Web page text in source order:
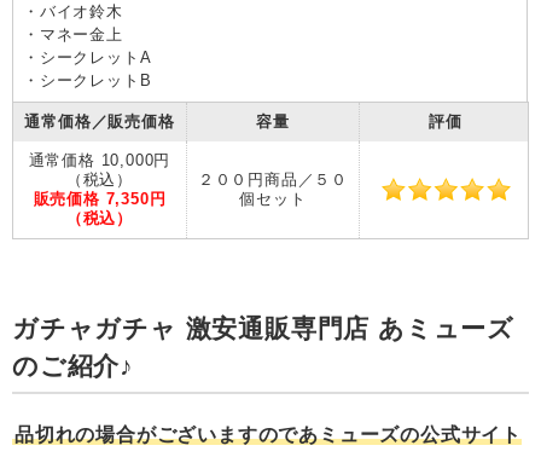
・バイオ鈴木
・マネー金上
・シークレットA
・シークレットB
通常価格／販売価格 容量 評価
通常価格 10,000円
（税込）
販売価格 7,350円
（税込）
２００円商品／５０
個セット
ガチャガチャ 激安通販専門店 あミューズ
のご紹介♪
品切れの場合がございますのであミューズの公式サイト